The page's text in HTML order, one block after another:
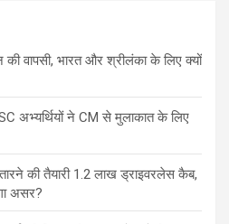
वापसी, भारत और श्रीलंका के लिए क्यों
अभ्यर्थियों ने CM से मुलाकात के लिए
की तैयारी 1.2 लाख ड्राइवरलेस कैब,
असर?